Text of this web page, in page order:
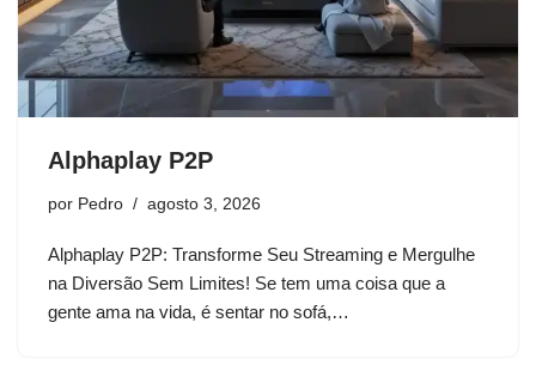
Alphaplay P2P
por Pedro agosto 3, 2026
Alphaplay P2P: Transforme Seu Streaming e Mergulhe
na Diversão Sem Limites! Se tem uma coisa que a
gente ama na vida, é sentar no sofá,…